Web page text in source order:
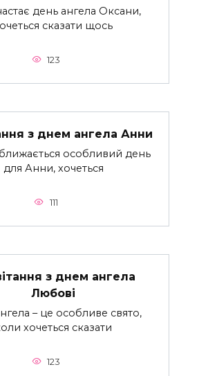
день ангела Оксани,
сказати щось
123
з днем ангела Анни
особливий день
для Анни, хочеться
111
з днем ангела
Любові
– це особливе свято,
хочеться сказати
123